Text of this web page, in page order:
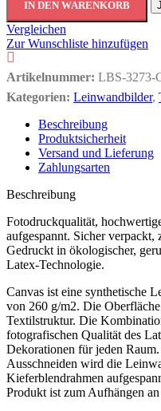
IN DEN WARENKORB
Vergleichen
Zur Wunschliste hinzufügen
Artikelnummer: LBS-3273-
Kategorien: Leinwandbilder,
Beschreibung
Produktsicherheit
Versand und Lieferung
Zahlungsarten
Beschreibung
Fotodruckqualität,
aufgespannt. Sicher
Gedruckt in ökologischer,
Latex-Technologie.
Canvas ist eine synthetische
von 260 g/m2. Die
Textilstruktur. Die
fotografischen Qualität des
Dekorationen für jeden
Ausschneiden wird die
Kieferblendrahmen
Produkt ist zum Aufhängen